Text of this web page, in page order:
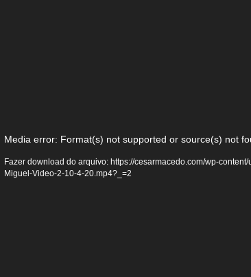
Tocador
de
vídeo
Media error: Format(s) not supported or source(s) not
Fazer download do arquivo: https://cesarmacedo.com/wp-
Miguel-Video-2-10-4-20.mp4?_=2